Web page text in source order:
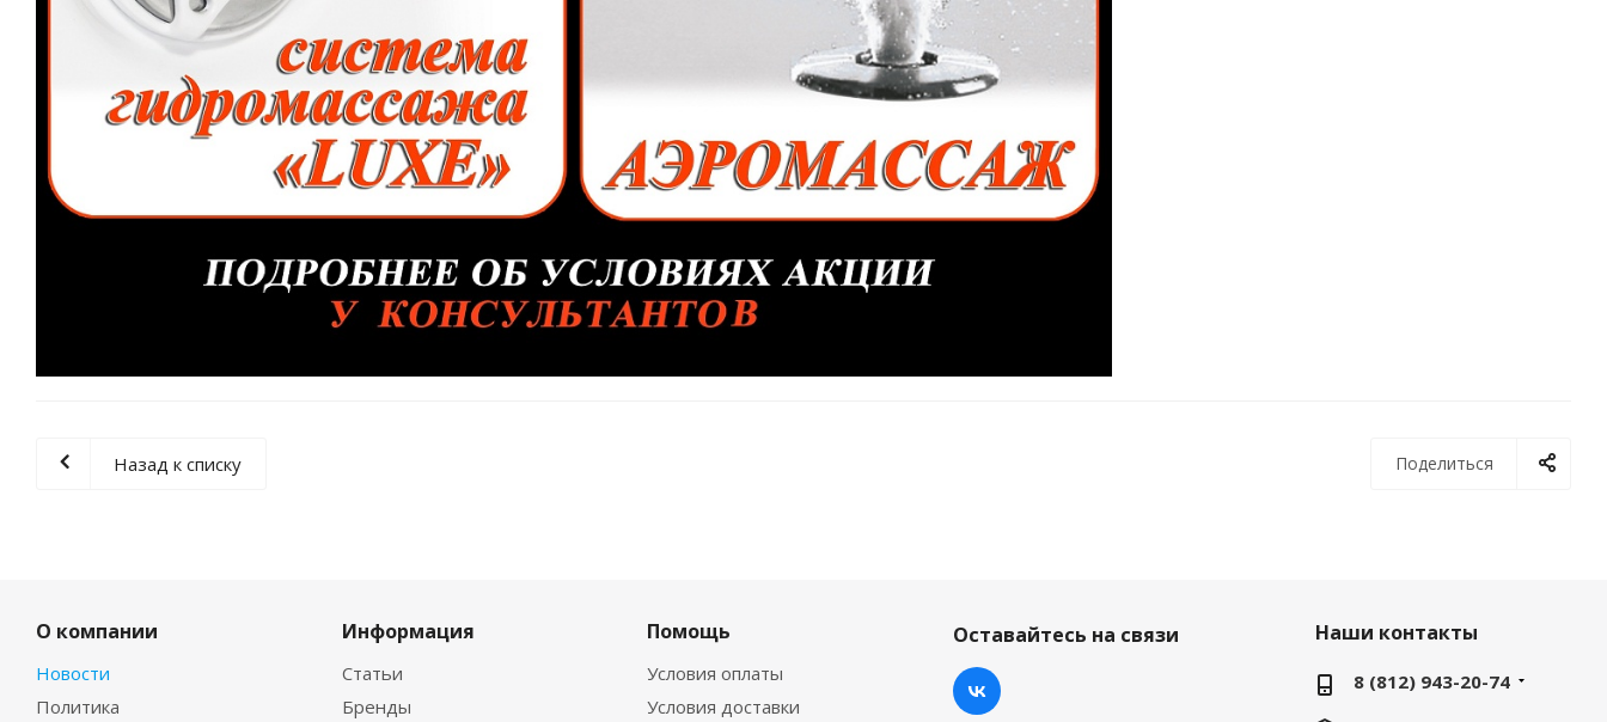
Поделиться
Назад к списку
О компании
Новости
Политика
Информация
Статьи
Бренды
Помощь
Условия оплаты
Условия доставки
Оставайтесь на связи Наши контакты
8 (812) 943-20-74